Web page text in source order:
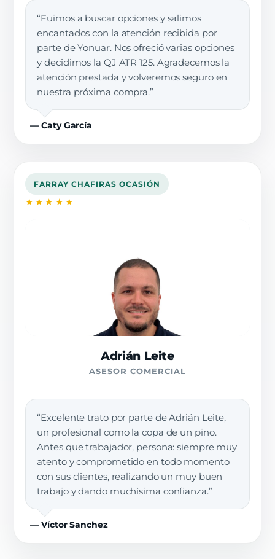
“Fuimos a buscar opciones y salimos
encantados con la atención recibida por
parte de Yonuar. Nos ofreció varias opciones
y decidimos la QJ ATR 125. Agradecemos la
atención prestada y volveremos seguro en
nuestra próxima compra.”
— Caty García
FARRAY CHAFIRAS OCASIÓN
★★★★★
Adrián Leite
ASESOR COMERCIAL
“Excelente trato por parte de Adrián Leite,
un profesional como la copa de un pino.
Antes que trabajador, persona: siempre muy
atento y comprometido en todo momento
con sus clientes, realizando un muy buen
trabajo y dando muchísima confianza.”
— Víctor Sanchez